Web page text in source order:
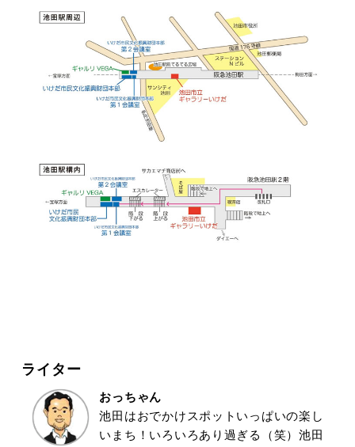
ライター
おっちゃん
池田はおでかけスポットいっぱいの楽し
いまち！いろいろあり過ぎる（笑）池田